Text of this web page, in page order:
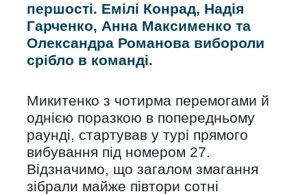
першості. Емілі Конрад, Надія
Гарченко, Анна Максименко та
Олександра Романова вибороли
срібло в команді.
Микитенко з чотирма перемогами й
однією поразкою в попередньому
раунді, стартував у турі прямого
вибування під номером 27.
Відзначимо, що загалом змагання
зібрали майже півтори сотні